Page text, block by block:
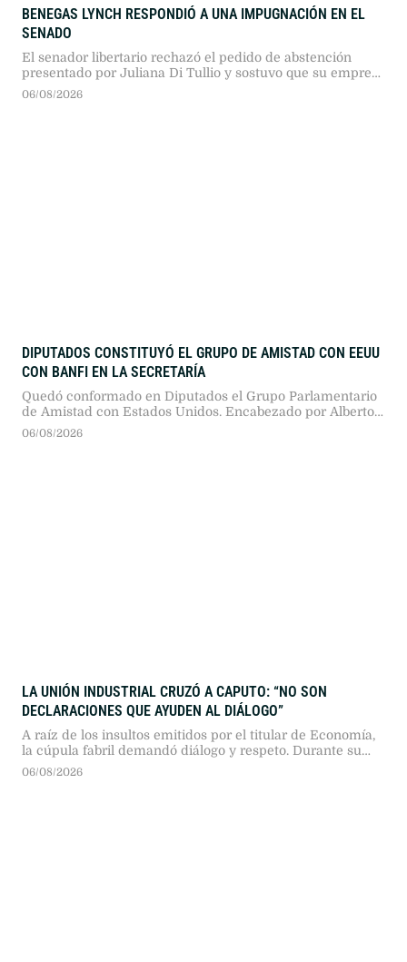
BENEGAS LYNCH RESPONDIÓ A UNA IMPUGNACIÓN EN EL
SENADO
El senador libertario rechazó el pedido de abstención
presentado por Juliana Di Tullio y sostuvo que su empresa
no obtendría un beneficio particular con la reforma.
06/08/2026
DIPUTADOS CONSTITUYÓ EL GRUPO DE AMISTAD CON EEUU
CON BANFI EN LA SECRETARÍA
Quedó conformado en Diputados el Grupo Parlamentario
de Amistad con Estados Unidos. Encabezado por Alberto
Benegas Lynch y con Karina Banfi en la secretaría, el
06/08/2026
LA UNIÓN INDUSTRIAL CRUZÓ A CAPUTO: “NO SON
DECLARACIONES QUE AYUDEN AL DIÁLOGO”
A raíz de los insultos emitidos por el titular de Economía,
la cúpula fabril demandó diálogo y respeto. Durante su
pronunciamiento, los industriales solicitaron reformas
06/08/2026